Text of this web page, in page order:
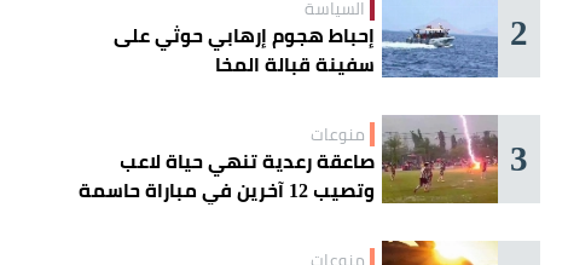
2 السياسة
إحباط هجوم إرهابي حوثي على
سفينة قبالة المخا
3 منوعات
صاعقة رعدية تنهي حياة لاعب
وتصيب 12 آخرين في مباراة حاسمة